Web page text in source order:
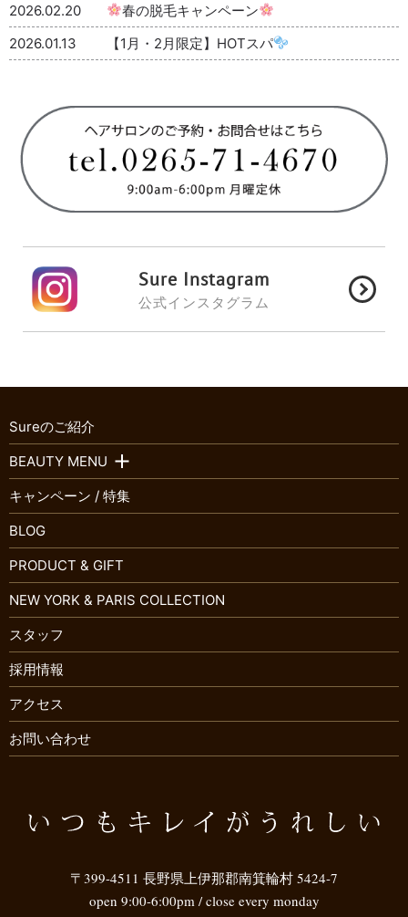
2026.02.20
春の脱毛キャンペーン
2026.01.13
【1月・2月限定】HOTスパ
Sure Instagram
公式インスタグラム
Sureのご紹介
BEAUTY MENU
キャンペーン / 特集
BLOG
PRODUCT & GIFT
NEW YORK & PARIS COLLECTION
スタッフ
採用情報
アクセス
お問い合わせ
〒399-4511 長野県上伊那郡南箕輪村 5424-7
open 9:00-6:00pm / close every monday